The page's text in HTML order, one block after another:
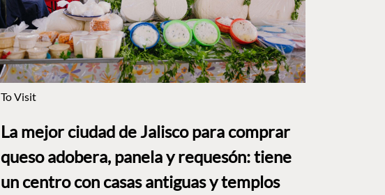
To Visit
La mejor ciudad de Jalisco para comprar
queso adobera, panela y requesón: tiene
un centro con casas antiguas y templos